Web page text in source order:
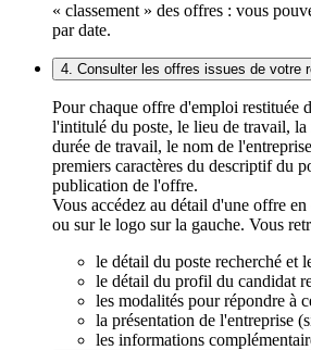
« classement » des offres : vous
par date.
4. Consulter les offres issues de votre
Pour chaque offre d'emploi restituée
l'intitulé du poste, le lieu de travail, la
durée de travail, le nom de
premiers caractères du descriptif du
publication de l'offre.
Vous accédez au détail d'une offre
ou sur le logo sur la gauche. Vous
le détail du poste recherché et
le détail du profil du candidat
les modalités pour répondre à
la présentation de l'entreprise
les informations